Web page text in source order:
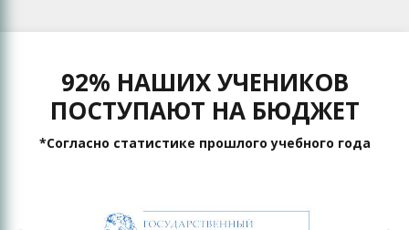
92% НАШИХ УЧЕНИКОВ
ПОСТУПАЮТ НА БЮДЖЕТ
*Согласно статистике прошлого учебного года